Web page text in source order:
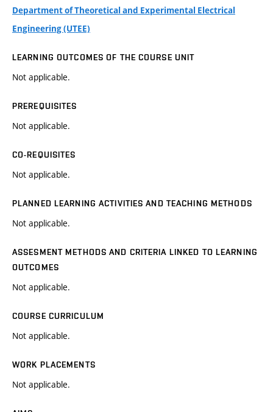
Department of Theoretical and Experimental Electrical
Engineering (UTEE)
LEARNING OUTCOMES OF THE COURSE UNIT
Not applicable.
PREREQUISITES
Not applicable.
CO-REQUISITES
Not applicable.
PLANNED LEARNING ACTIVITIES AND TEACHING METHODS
Not applicable.
ASSESMENT METHODS AND CRITERIA LINKED TO LEARNING
OUTCOMES
Not applicable.
COURSE CURRICULUM
Not applicable.
WORK PLACEMENTS
Not applicable.